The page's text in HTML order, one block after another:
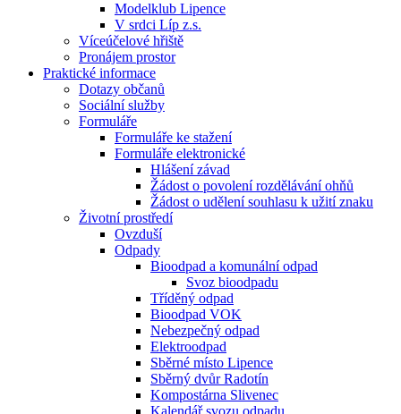
Modelklub Lipence
V srdci Líp z.s.
Víceúčelové hřiště
Pronájem prostor
Praktické informace
Dotazy občanů
Sociální služby
Formuláře
Formuláře ke stažení
Formuláře elektronické
Hlášení závad
Žádost o povolení rozdělávání ohňů
Žádost o udělení souhlasu k užití znaku
Životní prostředí
Ovzduší
Odpady
Bioodpad a komunální odpad
Svoz bioodpadu
Tříděný odpad
Bioodpad VOK
Nebezpečný odpad
Elektroodpad
Sběrné místo Lipence
Sběrný dvůr Radotín
Kompostárna Slivenec
Kalendář svozu odpadu